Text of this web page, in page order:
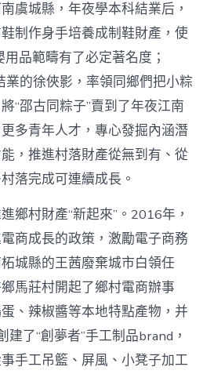
虞城縣，年夜學本科結業后，
制作身手培養成制鞋財產，使
用品範疇有了必定著名度；
的徐俠影，率領同鄉們把小粽
“邵古同粽子”賣到了年夜江南
多青年人才，專心發掘內涵潛
，推進村落財產從無到有、從
落完成可連續成長。
鄉村財產“新起來”。2016年，
商成長的政策，激勵電子商務
城縣的王茜廢棄城市白領任
馬莊村開起了鄉村電商辦事
、辣椒醬等本地特點產物，并
了“創夢者”手工制品brand，
手工吊籃、屏風、小凳子加工